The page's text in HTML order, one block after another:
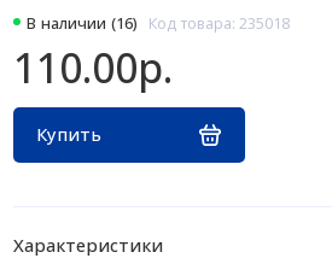
В наличии (16) Код товара: 235018
110.00р.
Купить
Характеристики